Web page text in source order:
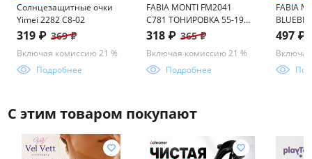
Солнцезащитные очки
Yimei 2282 С8-02
319 ₽ 369 ₽
Включая комиссию 21 %
Подробнее
FABIA MONTI FM2041
C781 ТОНИРОВКА 55-19-
145
318 ₽ 365 ₽
Включая комиссию 21 %
Подробнее
FABIA
19-140
497 ₽
С этим товаром покупают